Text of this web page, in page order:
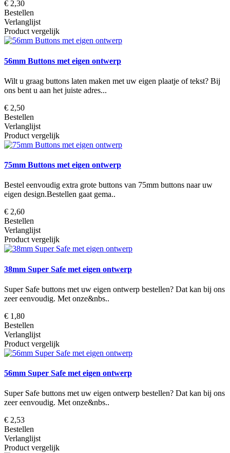
€ 2,30
Bestellen
Verlanglijst
Product vergelijk
56mm Buttons met eigen ontwerp
Wilt u graag buttons laten maken met uw eigen plaatje of tekst? Bij
ons bent u aan het juiste adres...
€ 2,50
Bestellen
Verlanglijst
Product vergelijk
75mm Buttons met eigen ontwerp
Bestel eenvoudig extra grote buttons van 75mm buttons naar uw
eigen design.Bestellen gaat gema..
€ 2,60
Bestellen
Verlanglijst
Product vergelijk
38mm Super Safe met eigen ontwerp
Super Safe buttons met uw eigen ontwerp bestellen? Dat kan bij ons
zeer eenvoudig. Met onze&nbs..
€ 1,80
Bestellen
Verlanglijst
Product vergelijk
56mm Super Safe met eigen ontwerp
Super Safe buttons met uw eigen ontwerp bestellen? Dat kan bij ons
zeer eenvoudig. Met onze&nbs..
€ 2,53
Bestellen
Verlanglijst
Product vergelijk